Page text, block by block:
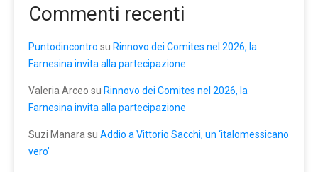
Commenti recenti
Puntodincontro su Rinnovo dei Comites nel 2026, la
Farnesina invita alla partecipazione
Valeria Arceo su Rinnovo dei Comites nel 2026, la
Farnesina invita alla partecipazione
Suzi Manara su Addio a Vittorio Sacchi, un ‘italomessicano
vero’